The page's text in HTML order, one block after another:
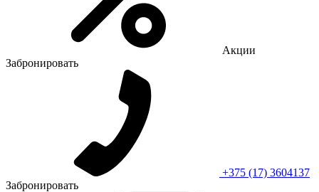
Акции
Забронировать
+375 (17) 3604137
Забронировать